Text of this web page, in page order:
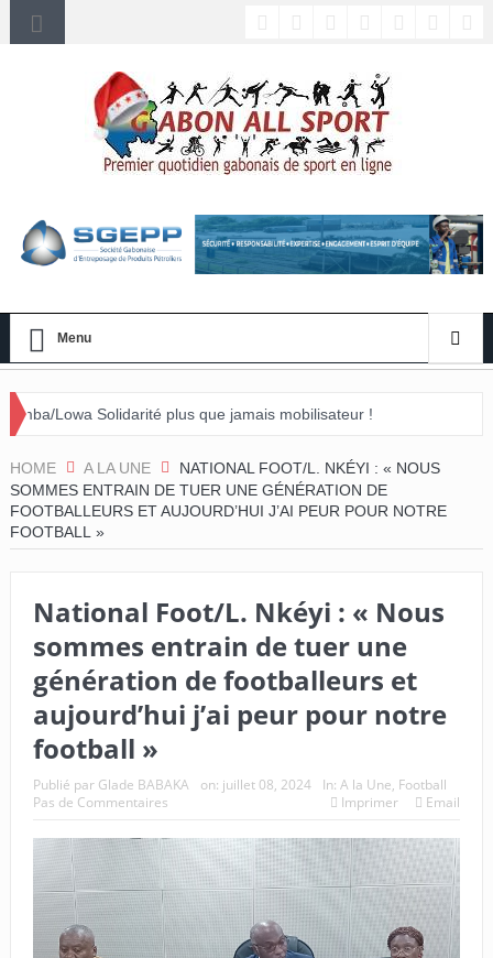
Menu
plus que jamais mobilisateur !
HOME A LA UNE
NATIONAL FOOT/L. NKÉYI : « NOUS
SOMMES ENTRAIN DE TUER UNE GÉNÉRATION DE
FOOTBALLEURS ET AUJOURD’HUI J’AI PEUR POUR NOTRE
FOOTBALL »
National Foot/L. Nkéyi : « Nous
sommes entrain de tuer une
génération de footballeurs et
aujourd’hui j’ai peur pour notre
football »
Publié par Glade BABAKA on: juillet 08, 2024 In: A la Une, Football
Pas de Commentaires
Imprimer Email